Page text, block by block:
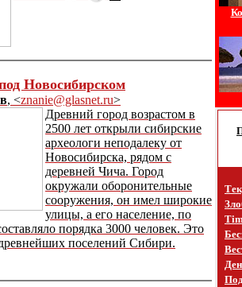
Новосибирском
, <znanie@glasnet.ru>
Древний город возрастом в
2500 лет открыли сибирские
археологи неподалеку от
Новосибирска, рядом с
деревней Чича. Город
окружали оборонительные
сооружения, он имел широкие
улицы, а его население, по
порядка 3000 человек. Это
поселений Сибири.